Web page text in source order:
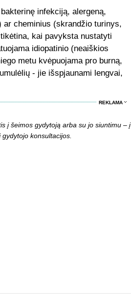
infekciją, alergeną,
ar cheminius (skrandžio turinys,
kai pavyksta nustatyti
idiopatinio (neaiškios
metu kvėpuojama pro burną,
- jie išspjaunami lengvai,
REKLAMA
į šeimos gydytoją arba su jo siuntimu – į
konsultacijos.